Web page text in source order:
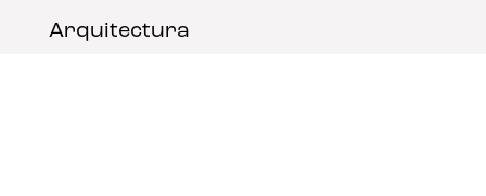
Arquitectura